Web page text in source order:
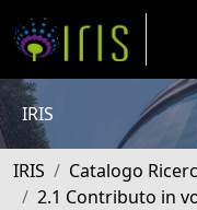
IRIS
IRIS Catalogo
2.1 Contributo in